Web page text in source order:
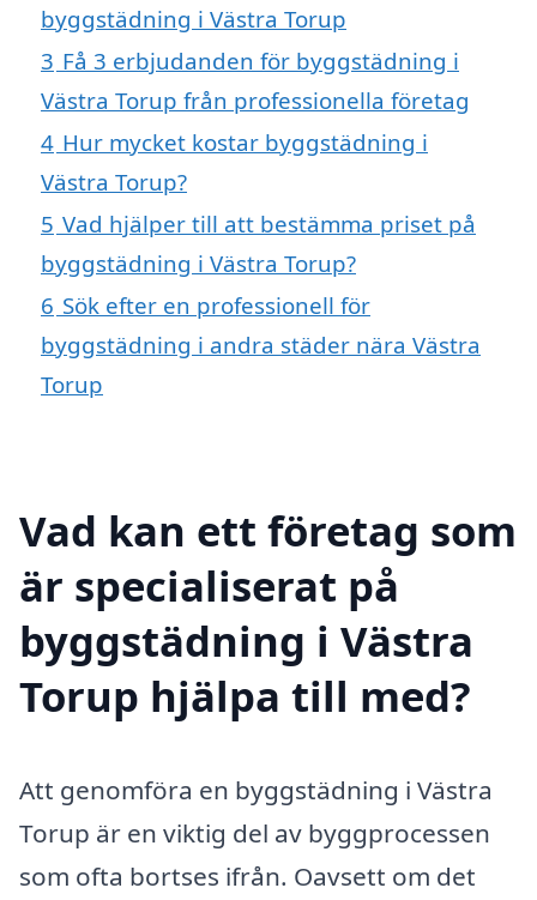
byggstädning i Västra Torup
3 Få 3 erbjudanden för byggstädning i
Västra Torup från professionella företag
4 Hur mycket kostar byggstädning i
Västra Torup?
5 Vad hjälper till att bestämma priset på
byggstädning i Västra Torup?
6 Sök efter en professionell för
byggstädning i andra städer nära Västra
Torup
Vad kan ett företag som
är specialiserat på
byggstädning i Västra
Torup hjälpa till med?
Att genomföra en byggstädning i Västra
Torup är en viktig del av byggprocessen
som ofta bortses ifrån. Oavsett om det